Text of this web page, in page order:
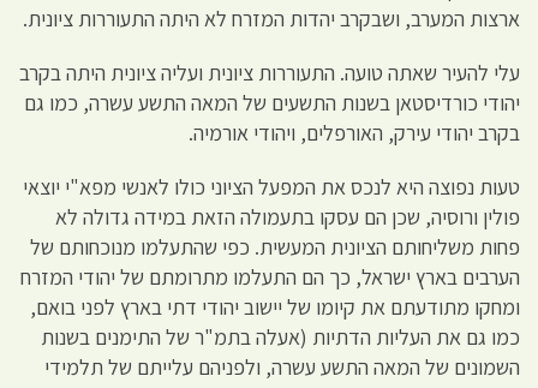
ארצות המערב, ושבקרב יהדות המזרח לא היתה התעוררות ציונית.
עלי להעיר שאתה טועה. התעוררות ציונית ועליה ציונית היתה בקרב
יהודי כורדיסטאן בשנות התשעים של המאה התשע עשרה, כמו גם
בקרב יהודי עירק, האורפלים, ויהודי אורמיה.
טעות נפוצה היא לנכס את המפעל הציוני כולו לאנשי מפא"י יוצאי
פולין ורוסיה, שכן הם עסקו בתעמולה הזאת במידה גדולה לא
פחות משליחותם הציונית המעשית. כפי שהתעלמו מנוכחותם של
הערבים בארץ ישראל, כך הם התעלמו מתרומתם של יהודי המזרח
ומחקו מתודעתם את קיומו של יישוב יהודי דתי בארץ לפני בואם,
כמו גם את העליות הדתיות (אעלה בתמ"ר של התימנים בשנות
השמונים של המאה התשע עשרה, ולפניהם עלייתם של תלמידי